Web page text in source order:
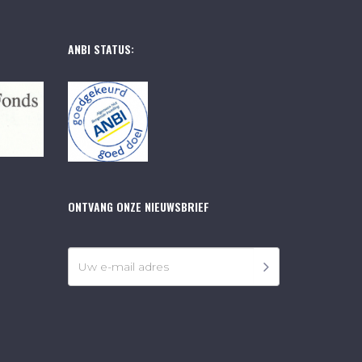
ANBI STATUS:
ONTVANG ONZE NIEUWSBRIEF